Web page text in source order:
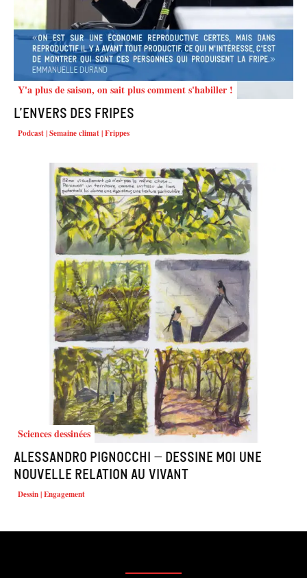
Y'a plus de saison, on sait plus comment s'habiller !
L’envers des fripes
Podcast | Semaine climat | Frippes
Sciences dessinées
Alessandro Pignocchi – Dessine moi une
nouvelle relation au vivant
Dessin | Engagement